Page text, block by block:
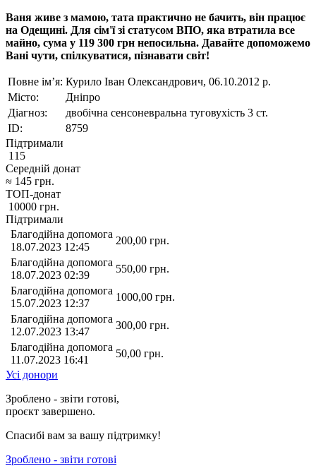
Ваня живе з мамою, тата практично не бачить, він працює
на Одещині. Для сім'ї зі статусом ВПО, яка втратила все
майно, сума у 119 300 грн непосильна. Давайте допоможемо
Вані чути, спілкуватися, пізнавати світ!
Повне ім’я: Курило Іван Олександрович, 06.10.2012 р.
Місто:
Дніпро
Діагноз:
двобічна сенсоневральна туговухість 3 ст.
ID:
8759
Підтримали
115
Середній донат
≈ 145 грн.
ТОП-донат
10000 грн.
Підтримали
Благодійна допомога
18.07.2023 12:45
200,00 грн.
Благодійна допомога
18.07.2023 02:39
550,00 грн.
Благодійна допомога
15.07.2023 12:37
1000,00 грн.
Благодійна допомога
12.07.2023 13:47
300,00 грн.
Благодійна допомога
11.07.2023 16:41
50,00 грн.
Усі донори
Зроблено - звіти готові,
проєкт завершено.
Спасибі вам за вашу підтримку!
Зроблено - звіти готові